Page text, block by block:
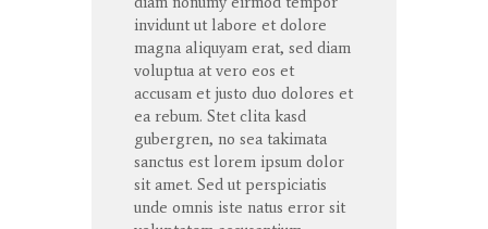
invidunt ut labore et dolore
magna aliquyam erat, sed diam
voluptua at vero eos et
accusam et justo duo dolores et
ea rebum. Stet clita kasd
gubergren, no sea takimata
sanctus est lorem ipsum dolor
sit amet. Sed ut perspiciatis
unde omnis iste natus error sit